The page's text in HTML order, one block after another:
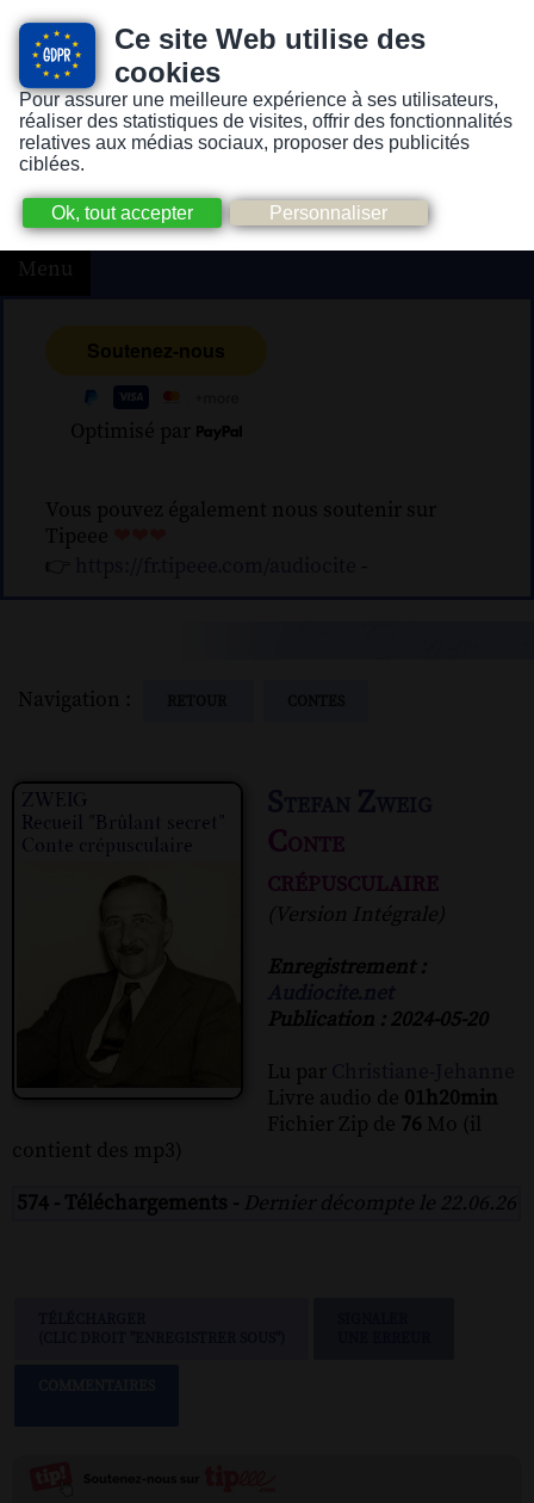
Ce site Web utilise des
cookies
Pour assurer une meilleure expérience à ses utilisateurs,
réaliser des statistiques de visites, offrir des fonctionnalités
relatives aux médias sociaux, proposer des publicités
ciblées.
Version pour personnes mal-voyantes ou non-voyantes
Menu
Optimisé par
Vous pouvez également nous soutenir sur
Tipeee
👉
-
Navigation :
Conte
crépusculaire
(Version Intégrale)
Enregistrement :
Publication : 2024-05-20
Lu par
Livre audio de 01h20min
Fichier Zip de 76 Mo (il
contient des mp3)
574 - Téléchargements - Dernier décompte le 22.06.26